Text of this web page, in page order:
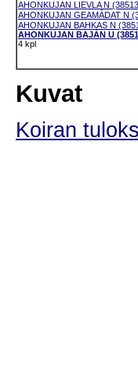
AHONKUJAN LIEVLA N
AHONKUJAN GEAMÁDAT N
AHONKUJAN BAHKAS N
AHONKUJAN BAJÁN U
4 kpl
Kuvat
Koiran